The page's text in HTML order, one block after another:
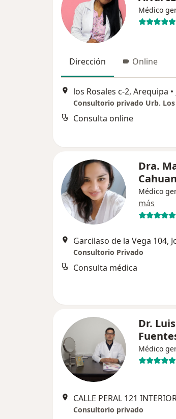
Médico
Dirección Online
los Rosales c-2, Arequipa •
Consultorio privado Urb. Los
Consulta online
Dra.
Médico
más
Consultorio Privado
Consulta médica
Dr.
Médico
Consultorio privado